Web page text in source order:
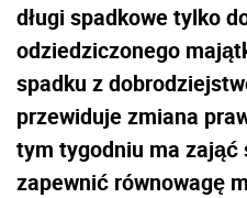
długi spadkowe tylko
odziedziczonego
spadku z
przewiduje zmiana
tym tygodniu ma zająć
zapewnić równowagę